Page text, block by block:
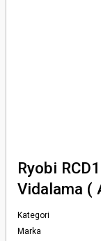
Ryobi
Vidalama (
Kategori
Marka